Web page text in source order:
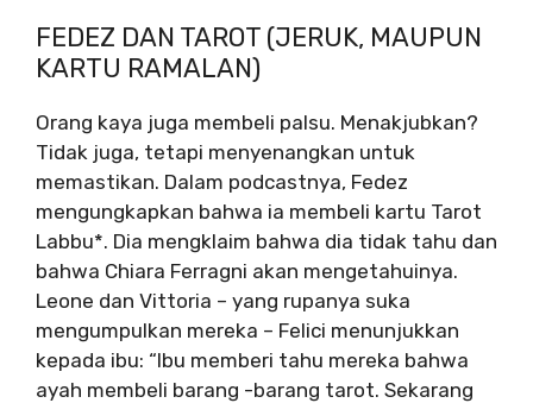
FEDEZ DAN TAROT (JERUK, MAUPUN
KARTU RAMALAN)
Orang kaya juga membeli palsu. Menakjubkan?
Tidak juga, tetapi menyenangkan untuk
memastikan. Dalam podcastnya, Fedez
mengungkapkan bahwa ia membeli kartu Tarot
Labbu*. Dia mengklaim bahwa dia tidak tahu dan
bahwa Chiara Ferragni akan mengetahuinya.
Leone dan Vittoria – yang rupanya suka
mengumpulkan mereka – Felici menunjukkan
kepada ibu: “Ibu memberi tahu mereka bahwa
ayah membeli barang -barang tarot. Sekarang